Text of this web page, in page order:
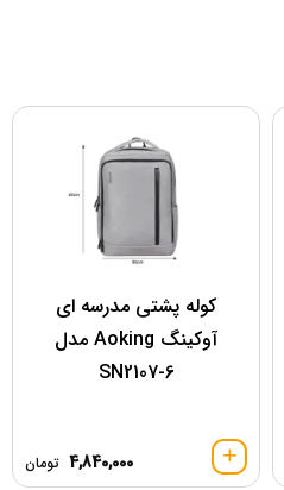
کوله پشتی مدرسه ای
آوکینگ Aoking مدل
SN2107-6
4,840,000 تومان